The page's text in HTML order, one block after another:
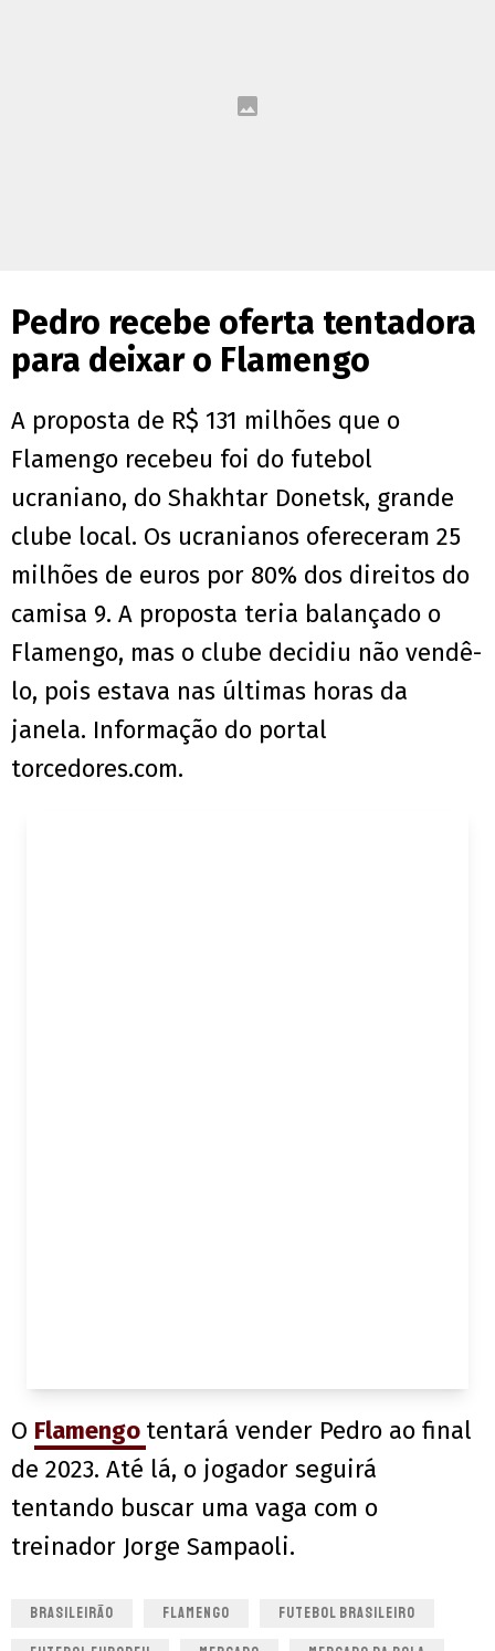
Pedro recebe oferta tentadora
para deixar o Flamengo
A proposta de R$ 131 milhões que o
Flamengo recebeu foi do futebol
ucraniano, do Shakhtar Donetsk, grande
clube local. Os ucranianos ofereceram 25
milhões de euros por 80% dos direitos do
camisa 9. A proposta teria balançado o
Flamengo, mas o clube decidiu não vendê-
lo, pois estava nas últimas horas da
janela. Informação do portal
torcedores.com.
O Flamengo tentará vender Pedro ao final
de 2023. Até lá, o jogador seguirá
tentando buscar uma vaga com o
treinador Jorge Sampaoli.
BRASILEIRÃO FLAMENGO FUTEBOL BRASILEIRO